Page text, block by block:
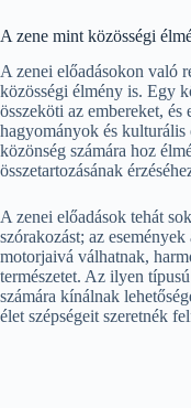
A zene mint közösségi
A zenei előadásokon való
közösségi élmény is. Egy
összeköti az embereket,
hagyományok és kulturális
közönség számára hoz
összetartozásának
A zenei előadások tehát
szórakozást; az
motorjaivá válhatnak,
természetet. Az ilyen
számára kínálnak
élet szépségeit szeretnék